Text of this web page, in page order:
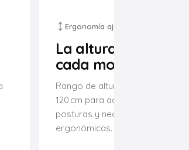
Ergonomía ajustable
La altura ideal para
cada momento.
Rango de altura ajustable de 72
120 cm para adaptarse a
posturas y necesidades
ergonómicas.